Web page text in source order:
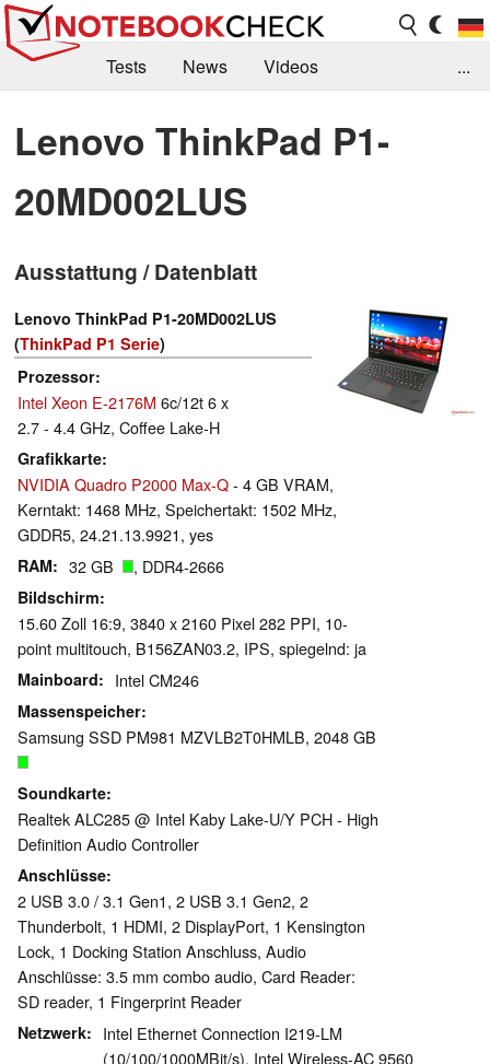
Tests News
Videos
Kaufberatung
Deals Suche
Jobs
Forum
...
Lenovo ThinkPad P1-
20MD002LUS
Ausstattung / Datenblatt
Lenovo ThinkPad P1-20MD002LUS
(ThinkPad P1 Serie)
Prozessor
Intel Xeon E-2176M 6c/12t 6 x
2.7 - 4.4 GHz, Coffee Lake-H
Grafikkarte
NVIDIA Quadro P2000 Max-Q- 4 GB VRAM,
Kerntakt: 1468 MHz, Speichertakt: 1502 MHz,
GDDR5, 24.21.13.9921, yes
RAM 32 GB , DDR4-2666
Bildschirm
15.60 Zoll 16:9, 3840 x 2160 Pixel 282 PPI, 10-
point multitouch, B156ZAN03.2, IPS, spiegelnd: ja
Mainboard Intel CM246
Massenspeicher
Samsung SSD PM981 MZVLB2T0HMLB, 2048 GB
Soundkarte
Realtek ALC285 @ Intel Kaby Lake-U/Y PCH - High
Definition Audio Controller
Anschlüsse
2 USB 3.0 / 3.1 Gen1, 2 USB 3.1 Gen2, 2
Thunderbolt, 1 HDMI, 2 DisplayPort, 1 Kensington
Lock, 1 Docking Station Anschluss, Audio
Anschlüsse: 3.5 mm combo audio, Card Reader:
SD reader, 1 Fingerprint Reader
Netzwerk
Intel Ethernet Connection I219-LM
(10/100/1000MBit/s), Intel Wireless-AC 9560